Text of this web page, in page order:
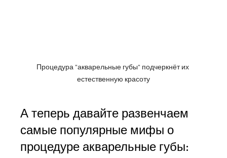
Процедура "акварельные губы" подчеркнёт их
естественную красоту
А теперь давайте развенчаем
самые популярные мифы о
процедуре акварельные губы: